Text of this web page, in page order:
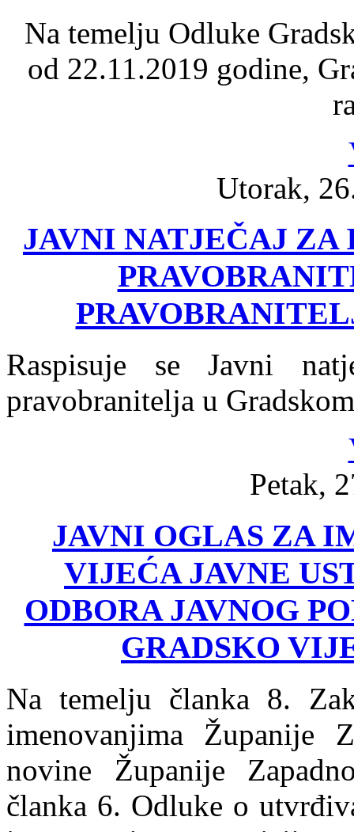
Na temelju Odluke
od 22.11.2019 godine,
Utorak,
JAVNI NATJEČAJ ZA
Raspisuje se Javni
pravobranitelja u
Petak,
JAVNI OGLAS ZA
VIJEĆA JAVNE
ODBORA JAVNOG
GRADSKO
Na temelju članka 8.
imenovanjima Županije
novine Županije
članka 6. Odluke o